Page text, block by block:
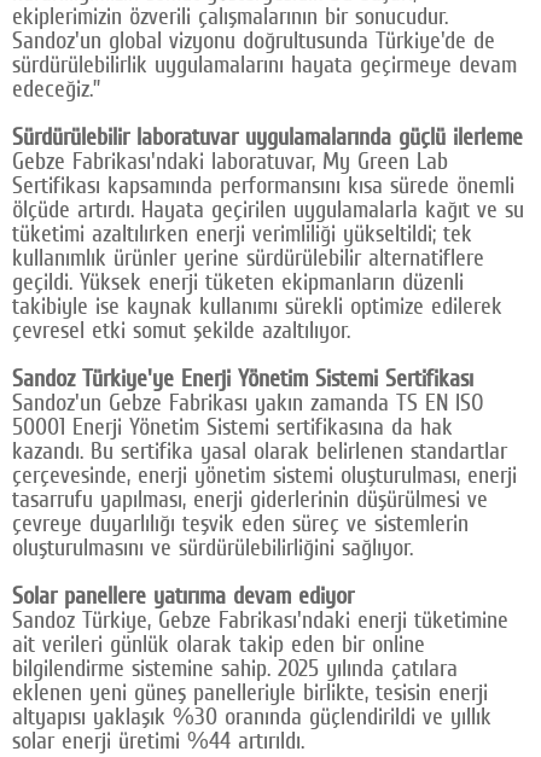
ekiplerimizin özverili çalışmalarının bir sonucudur.
Sandoz'un global vizyonu doğrultusunda Türkiye'de de
sürdürülebilirlik uygulamalarını hayata geçirmeye devam
edeceğiz.”
Sürdürülebilir laboratuvar uygulamalarında güçlü ilerleme
Gebze Fabrikası'ndaki laboratuvar, My Green Lab
Sertifikası kapsamında performansını kısa sürede önemli
ölçüde artırdı. Hayata geçirilen uygulamalarla kağıt ve su
tüketimi azaltılırken enerji verimliliği yükseltildi; tek
kullanımlık ürünler yerine sürdürülebilir alternatiflere
geçildi. Yüksek enerji tüketen ekipmanların düzenli
takibiyle ise kaynak kullanımı sürekli optimize edilerek
çevresel etki somut şekilde azaltılıyor.
Sandoz Türkiye'ye Enerji Yönetim Sistemi Sertifikası
Sandoz'un Gebze Fabrikası yakın zamanda TS EN ISO
50001 Enerji Yönetim Sistemi sertifikasına da hak
kazandı. Bu sertifika yasal olarak belirlenen standartlar
çerçevesinde, enerji yönetim sistemi oluşturulması, enerji
tasarrufu yapılması, enerji giderlerinin düşürülmesi ve
çevreye duyarlılığı teşvik eden süreç ve sistemlerin
oluşturulmasını ve sürdürülebilirliğini sağlıyor.
Solar panellere yatırıma devam ediyor
Sandoz Türkiye, Gebze Fabrikası'ndaki enerji tüketimine
ait verileri günlük olarak takip eden bir online
bilgilendirme sistemine sahip. 2025 yılında çatılara
eklenen yeni güneş panelleriyle birlikte, tesisin enerji
altyapısı yaklaşık %30 oranında güçlendirildi ve yıllık
solar enerji üretimi %44 artırıldı.